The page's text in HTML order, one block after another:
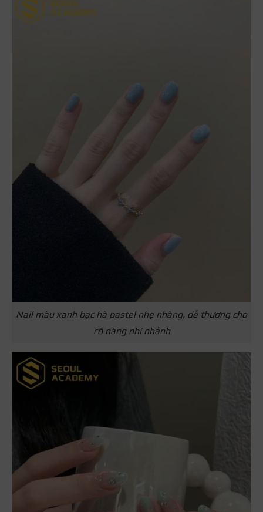
Nail màu xanh bạc hà pastel nhẹ nhàng, dễ thương cho
cô nàng nhí nhảnh